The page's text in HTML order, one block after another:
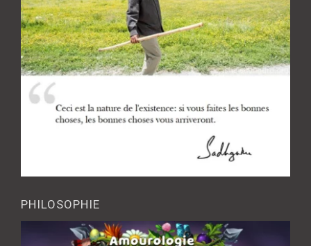
PHILOSOPHIE